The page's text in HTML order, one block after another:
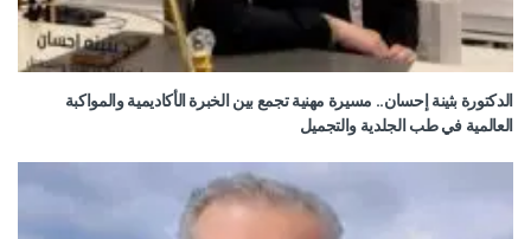
الدكتورة بثينة إحسان.. مسيرة مهنية تجمع بين الخبرة الأكاديمية والمواكبة
العالمية في طب الجلدية والتجميل